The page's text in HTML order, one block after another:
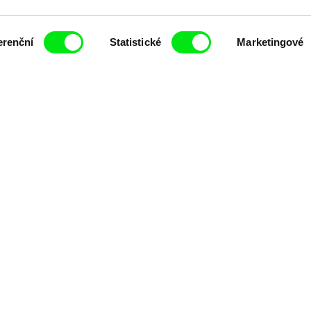
Statistické Marketingové
7 klíčových evropských festivalů
dokumentárního filmu, propagovat jeho